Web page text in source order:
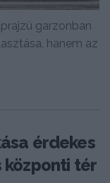
garzonban
hanem az
érdekes
központi tér